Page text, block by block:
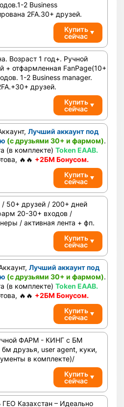
2 Business
2FA.30+ друзей.
Купить
сейчас
Возраст 1 год+. Ручной
+ отфармленная FanPage(10+
1-2 Business manager.
друзей.
Купить
сейчас
Лучший аккаунт под
(с друзьями 30+ и фармом).
(в комплекте) Token EAAB.
🔥🔥 +2БМ Бонусом.
Купить
сейчас
/ 50+ друзей / 200+ дней
20-30+ входов /
/ активная лента + фп.
Купить
сейчас
Лучший аккаунт под
(с друзьями 30+ и фармом).
(в комплекте) Token EAAB.
🔥🔥 +2БМ Бонусом.
Купить
сейчас
ФАРМ - КИНГ с БМ
бм друзья, user agent, куки,
в комплекте)/
Купить
сейчас
Казахстан – Идеально